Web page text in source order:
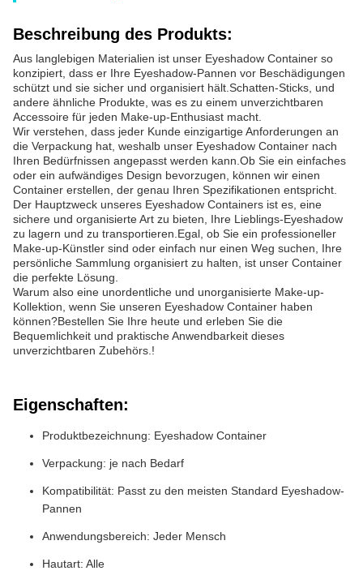
Beschreibung des Produkts:
Aus langlebigen Materialien ist unser Eyeshadow Container so
konzipiert, dass er Ihre Eyeshadow-Pannen vor Beschädigungen
schützt und sie sicher und organisiert hält.Schatten-Sticks, und
andere ähnliche Produkte, was es zu einem unverzichtbaren
Accessoire für jeden Make-up-Enthusiast macht.
Wir verstehen, dass jeder Kunde einzigartige Anforderungen an
die Verpackung hat, weshalb unser Eyeshadow Container nach
Ihren Bedürfnissen angepasst werden kann.Ob Sie ein einfaches
oder ein aufwändiges Design bevorzugen, können wir einen
Container erstellen, der genau Ihren Spezifikationen entspricht.
Der Hauptzweck unseres Eyeshadow Containers ist es, eine
sichere und organisierte Art zu bieten, Ihre Lieblings-Eyeshadow
zu lagern und zu transportieren.Egal, ob Sie ein professioneller
Make-up-Künstler sind oder einfach nur einen Weg suchen, Ihre
persönliche Sammlung organisiert zu halten, ist unser Container
die perfekte Lösung.
Warum also eine unordentliche und unorganisierte Make-up-
Kollektion, wenn Sie unseren Eyeshadow Container haben
können?Bestellen Sie Ihre heute und erleben Sie die
Bequemlichkeit und praktische Anwendbarkeit dieses
unverzichtbaren Zubehörs.!
Eigenschaften:
Produktbezeichnung: Eyeshadow Container
Verpackung: je nach Bedarf
Kompatibilität: Passt zu den meisten Standard Eyeshadow-
Pannen
Anwendungsbereich: Jeder Mensch
Hautart: Alle